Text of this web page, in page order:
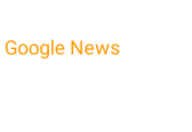
Google News